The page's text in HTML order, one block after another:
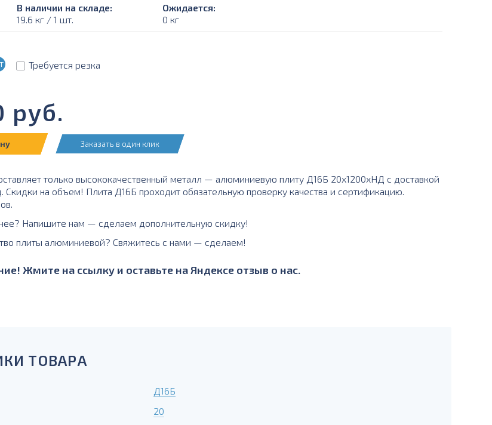
В наличии на складе:
19.6 кг / 1 шт.
Ожидается:
0 кг
Требуется резка
руб.
Заказать в один клик
только высококачественный металл — алюминиевую плиту Д16Б 20х1200хНД с доставкой
Скидки на объем! Плита Д16Б проходит обязательную проверку качества и сертификацию.
Напишите нам — сделаем дополнительную скидку!
плиты алюминиевой? Свяжитесь с нами — сделаем!
Жмите на ссылку и оставьте на Яндексе отзыв о нас.
ТОВАРА
Д16Б
20